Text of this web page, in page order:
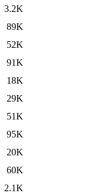
3.2K
89K
52K
91K
18K
29K
51K
95K
20K
60K
2.1K